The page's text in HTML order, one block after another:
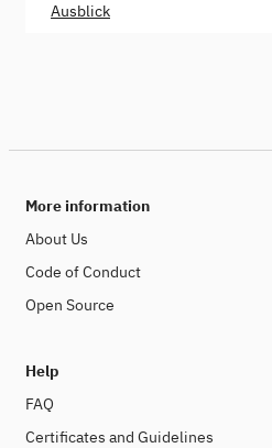
Ausblick
More information
About Us
Code of Conduct
Open Source
Help
FAQ
Certificates and Guidelines